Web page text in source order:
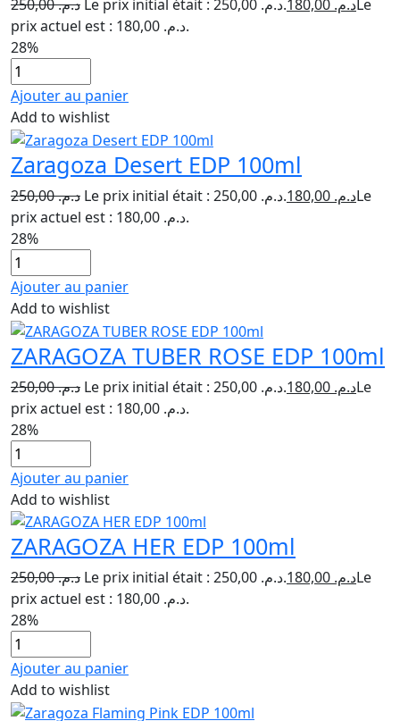
د.م.250,00 Le prix initial était : د.م. 250,00. د.م.Le
prix actuel est : د.م. 180,00.
28%
Ajouter au panier
Add to wishlist
Zaragoza Desert EDP 100ml
د.م.250,00 Le prix initial était : د.م. 250,00. د.م.Le
prix actuel est : د.م. 180,00.
28%
Ajouter au panier
Add to wishlist
ZARAGOZA TUBER ROSE EDP 100ml
د.م.250,00 Le prix initial était : د.م. 250,00. د.م.Le
prix actuel est : د.م. 180,00.
28%
Ajouter au panier
Add to wishlist
ZARAGOZA HER EDP 100ml
د.م.250,00 Le prix initial était : د.م. 250,00. د.م.Le
prix actuel est : د.م. 180,00.
28%
Ajouter au panier
Add to wishlist